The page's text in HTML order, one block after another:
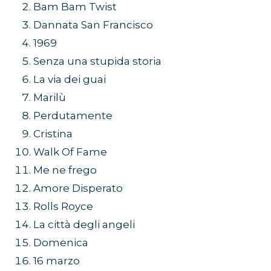
Bam Bam Twist
Dannata San Francisco
1969
Senza una stupida storia
La via dei guai
Marilù
Perdutamente
Cristina
Walk Of Fame
Me ne frego
Amore Disperato
Rolls Royce
La città degli angeli
Domenica
16 marzo